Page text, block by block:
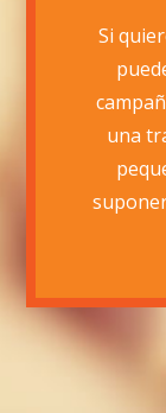
Si
una